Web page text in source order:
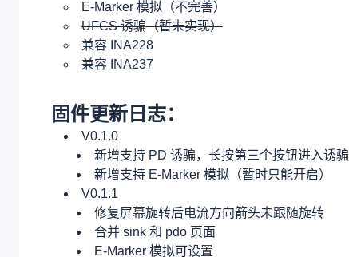
E-Marker 模拟（不完善）
UFCS 诱骗（暂未实现）
兼容 INA228
兼容 INA237
固件更新日志：
V0.1.0
新增支持 PD 诱骗，长按第三个按钮进入诱骗
新增支持 E-Marker 模拟（暂时只能开启）
V0.1.1
修复屏幕旋转后电流方向箭头未跟随旋转
合并 sink 和 pdo 页面
E-Marker 模拟可设置